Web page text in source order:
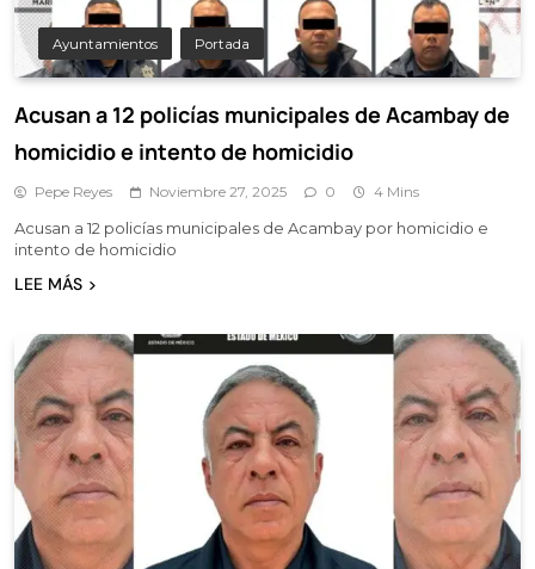
Ayuntamientos Portada
Acusan a 12 policías municipales de Acambay de
homicidio e intento de homicidio
Pepe Reyes Noviembre 27, 2025 0 4 Mins
Acusan a 12 policías municipales de Acambay por homicidio e
intento de homicidio
LEE MÁS